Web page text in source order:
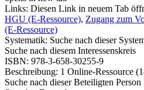
Links: Diesen Link in neuem Tab
HGU (E-Ressource), Zugang zum
(E-Ressource)
Systematik: Suche nach dieser
Suche nach diesem Interessenskreis
ISBN: 978-3-658-30255-9
Beschreibung: 1 Online-Ressource
Suche nach dieser Beteiligten Person